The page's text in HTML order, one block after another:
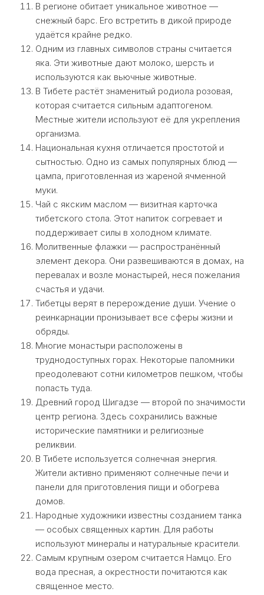
В регионе обитает уникальное животное —
снежный барс. Его встретить в дикой природе
удаётся крайне редко.
Одним из главных символов страны считается
яка. Эти животные дают молоко, шерсть и
используются как вьючные животные.
В Тибете растёт знаменитый родиола розовая,
которая считается сильным адаптогеном.
Местные жители используют её для укрепления
организма.
Национальная кухня отличается простотой и
сытностью. Одно из самых популярных блюд —
цампа, приготовленная из жареной ячменной
муки.
Чай с якским маслом — визитная карточка
тибетского стола. Этот напиток согревает и
поддерживает силы в холодном климате.
Молитвенные флажки — распространённый
элемент декора. Они развешиваются в домах, на
перевалах и возле монастырей, неся пожелания
счастья и удачи.
Тибетцы верят в перерождение души. Учение о
реинкарнации пронизывает все сферы жизни и
обряды.
Многие монастыри расположены в
труднодоступных горах. Некоторые паломники
преодолевают сотни километров пешком, чтобы
попасть туда.
Древний город Шигадзе — второй по значимости
центр региона. Здесь сохранились важные
исторические памятники и религиозные
реликвии.
В Тибете используется солнечная энергия.
Жители активно применяют солнечные печи и
панели для приготовления пищи и обогрева
домов.
Народные художники известны созданием танка
— особых священных картин. Для работы
используют минералы и натуральные красители.
Самым крупным озером считается Намцо. Его
вода пресная, а окрестности почитаются как
священное место.